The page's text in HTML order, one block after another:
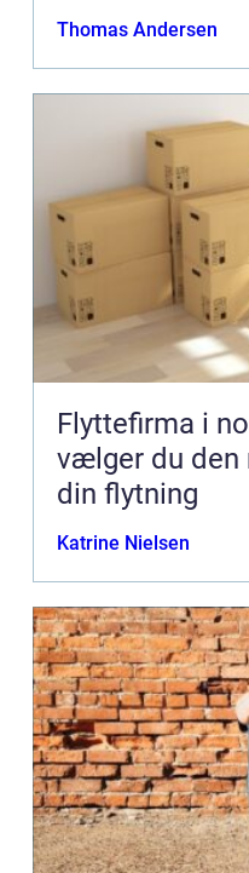
Thomas Andersen
Flyttefirma i
vælger du den
din flytning
Katrine Nielsen